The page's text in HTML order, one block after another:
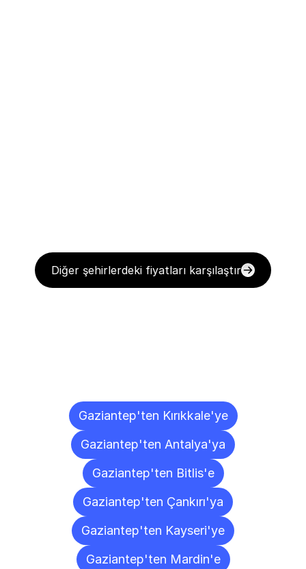
Diğer şehirlerdeki fiyatları karşılaştır
Gaziantep'ten Kırıkkale'ye
Gaziantep'ten Antalya'ya
Gaziantep'ten Bitlis'e
Gaziantep'ten Çankırı'ya
Gaziantep'ten Kayseri'ye
Gaziantep'ten Mardin'e